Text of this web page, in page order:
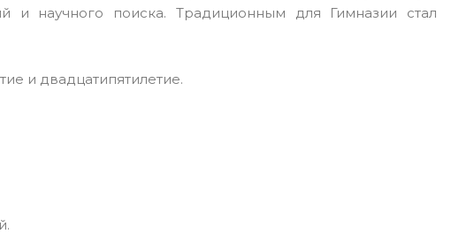
и научного поиска. Традиционным для Гимназии стал
и двадцатипятилетие.